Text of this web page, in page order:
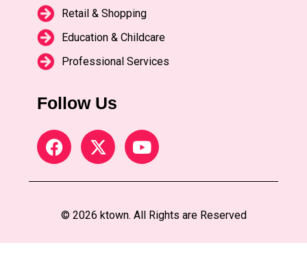
Retail & Shopping
Education & Childcare
Professional Services
Follow Us
© 2026 ktown. All Rights are Reserved